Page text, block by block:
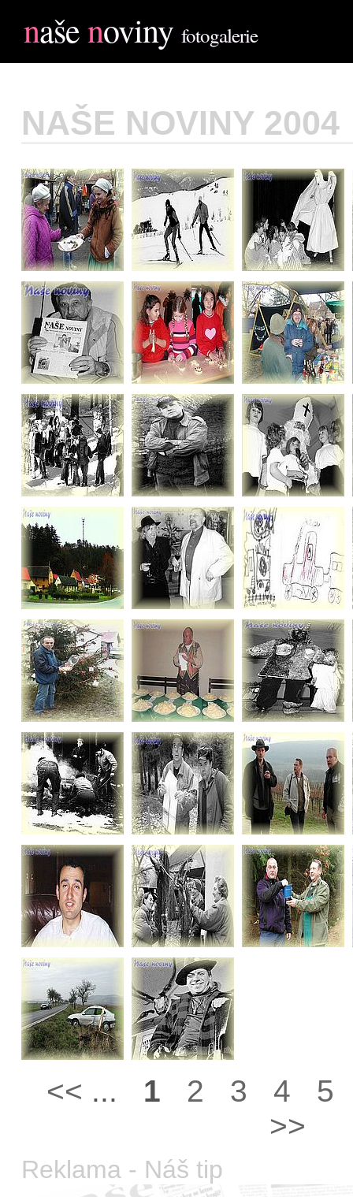
našenoviny fotogalerie
NAŠE NOVINY 2004
<< ... 1 2 3 4 5
>>
Reklama - Náš tip